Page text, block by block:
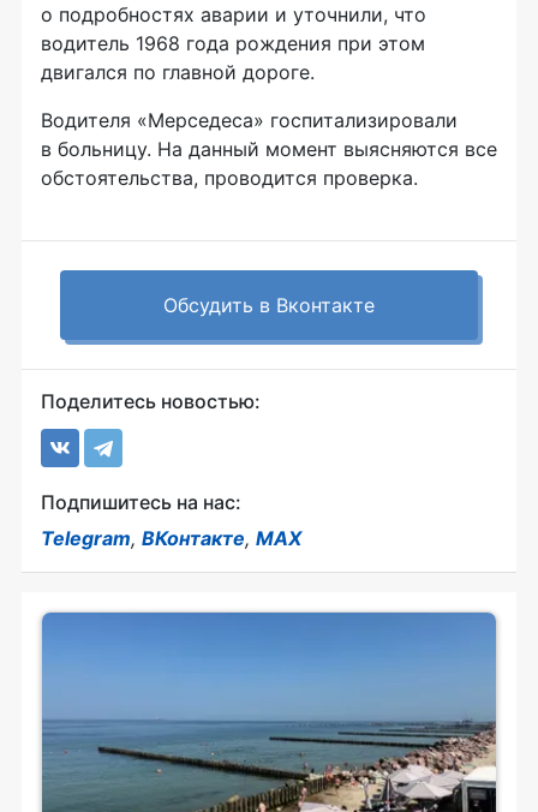
о подробностях аварии и уточнили, что
водитель 1968 года рождения при этом
двигался по главной дороге.
Водителя «Мерседеса» госпитализировали
в больницу. На данный момент выясняются все
обстоятельства, проводится проверка.
Обсудить в Вконтакте
Поделитесь новостью:
Подпишитесь на нас:
Telegram, ВКонтакте, MAX